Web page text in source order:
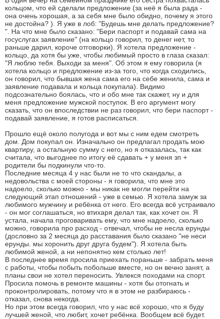
кольцом, что ей сделали предложение (за неё я была рада -
она очень хорошая, а за себя мне было обидно, почему я этого
не достойна? ). Я уже в лоб: "Будешь мне делать предложение?
". На что мне было сказано: "Бери паспорт и подавай сама на
госуслугах заявление" (на кольцо говорил, то денег нет, то
раньше дарил, короче отговорки). Я хотела предложение -
кольцо, да хотя бы уже, чтобы любимый просто в глаза сказал:
"Я люблю тебя. Выходи за меня". Об этом я ему говорила (я
хотела кольцо и предложение из-за того, что когда сходились,
он говорил, что бывшая жена сама его на себе женила, сама и
заявление подавала и кольца покупала). Видимо
подсознательно боялась, что и обо мне так скажет, ну и для
меня предложение мужской поступок. В его аргумент могу
сказать, что он впоследствии не раз говорил, что бери паспорт -
подавай заявление, я готов расписаться.
Прошло ещё около полугода и вот мы с ним едем смотреть
дом. Дом покупал он. Изначально он предлагал продать мою
квартиру, а остальную сумму с него, но я отказалась, так как
считала, что выгоднее по итогу её сдавать + у меня зп +
родители бы подкинули что-то.
Последние месяца 4 у нас были не то что скандалы, а
недовольства с моей стороны - я говорила, что мне это
надоело, сколько можно - мы никак не могли перейти на
следующий этап отношений - уже в семью. Я хотела замуж за
любимого мужчину и ребёнка от него. Его всегда всё устраивало
- он мог соглашаться, но втихаря делал так, как хочет он. Я
устала, начала проговаривать ему, что мне надоело, сколько
можно, говорила про расход - отвечал, чтобы не несла ерунды
(дословно за 2 месяца до расставания было сказано "не неси
ерунды. мы хоронить друг друга будем"). Я хотела быть
любимой женой, а ни непонятно кем столько лет!
В последнее время просила приехать пораньше - забрать меня
с работы, чтобы побыть побольше вместе, но он вечно занят, а
планы свои не хотел переносить. Увлекся походами на спорт.
Просила помочь в ремонте машины - хотя бы отогнать и
проконтролировать, потому что я в этом не разбираюсь -
отказал, снова некогда.
Но при этом всегда говорил, что у нас всё хорошо, что я буду
лучшей женой, что любит, хочет ребёнка. Вообщем всё будет.